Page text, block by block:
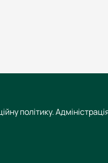
політику.